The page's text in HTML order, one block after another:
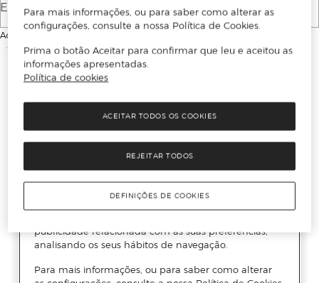
E-mail
Ao continuar, aceitas as
Para mais informações, ou para saber como alterar as
configurações, consulte a nossa Política de Cookies.
Prima o botão Aceitar para confirmar que leu e aceitou as
informações apresentadas.
Política de cookies
REJEITAR TODOS
ACEITAR TODOS OS COOKIES
DEFINIÇÕES DE COOKIES